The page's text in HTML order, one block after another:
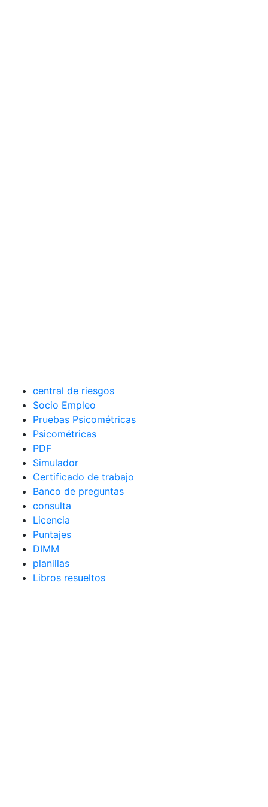
central de riesgos
Socio Empleo
Pruebas Psicométricas
Psicométricas
PDF
Simulador
Certificado de trabajo
Banco de preguntas
consulta
Licencia
Puntajes
DIMM
planillas
Libros resueltos